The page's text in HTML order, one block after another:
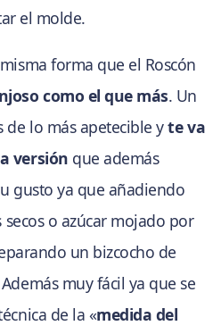
el molde.
forma que el Roscón
como el que más. Un
de lo más apetecible yte va
versión que además
gusto ya que añadiendo
o azúcar mojado por
un bizcocho de
muy fácil ya que se
de la «medida del